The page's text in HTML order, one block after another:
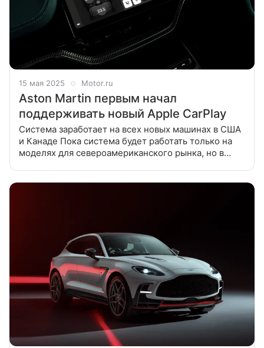
15 мая 2025 Motor.ru
Aston Martin первым начал
поддерживать новый Apple CarPlay
Система заработает на всех новых машинах в США
и Канаде Пока система будет работать только на
моделях для североамериканского рынка, но в